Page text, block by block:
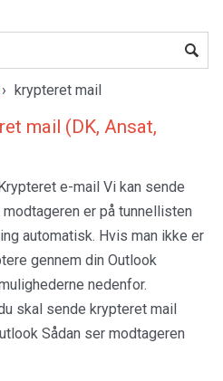
› krypteret mail
mail (DK, Ansat,
e-mail Vi kan sende
er på tunnellisten
automatisk. Hvis man ikke er
gennem din Outlook
nedenfor.
skal sende krypteret mail
Sådan ser modtageren